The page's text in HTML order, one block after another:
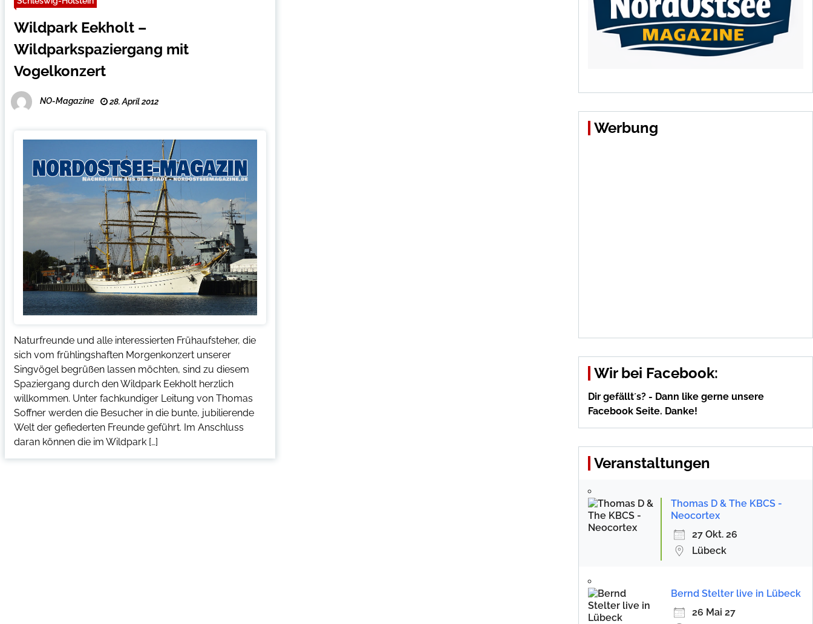
Wildpark Eekholt –
Wildparkspaziergang mit
Vogelkonzert
NO-Magazine 28. April 2012
Naturfreunde und alle interessierten Frühaufsteher, die
sich vom frühlingshaften Morgenkonzert unserer
Singvögel begrüßen lassen möchten, sind zu diesem
Spaziergang durch den Wildpark Eekholt herzlich
willkommen. Unter fachkundiger Leitung von Thomas
Soffner werden die Besucher in die bunte, jubilierende
Welt der gefiederten Freunde geführt. Im Anschluss
daran können die im Wildpark […]
Werbung
Wir bei Facebook:
Dir gefällt´s? - Dann like gerne unsere
Facebook Seite. Danke!
Veranstaltungen
Thomas D & The KBCS -
Neocortex
27 Okt. 26
Lübeck
Bernd Stelter live in Lübeck
26 Mai 27